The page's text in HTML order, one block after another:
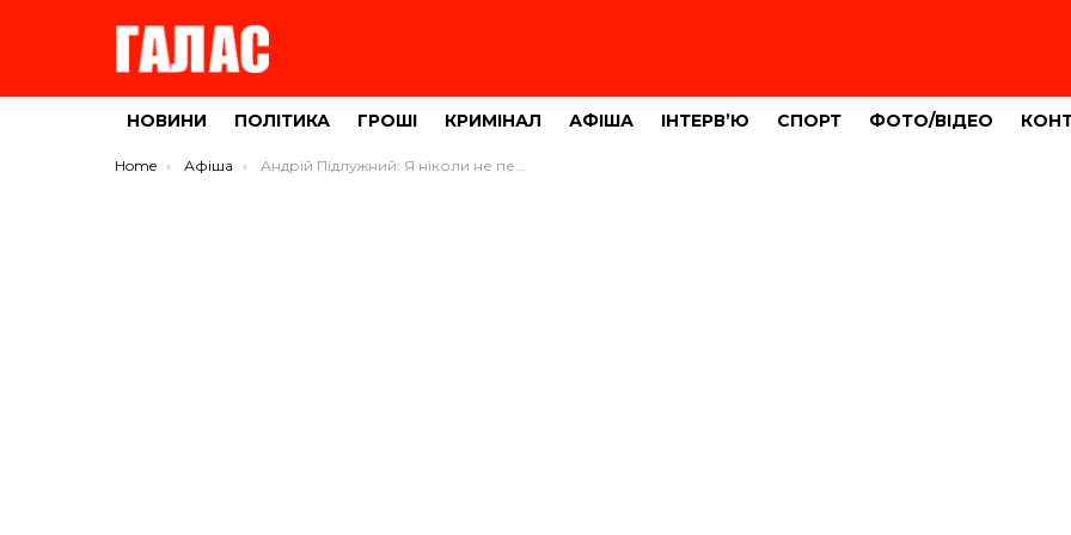
НОВИНИ ПОЛІТИКА ГРОШІ КРИМІНАЛ АФІША ІНТЕРВ’Ю СПОРТ ФОТО/ВІДЕО
You are here:
Home Афіша Андрій Підлужний: Я ніколи не переставав бути тернополянином (ВІДЕО)